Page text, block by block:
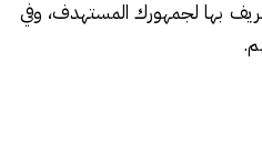
بها لجمهورك المستهدف، وفي